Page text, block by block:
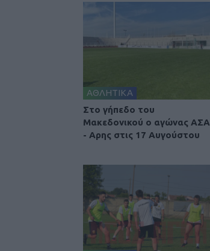
ΑΘΛΗΤΙΚΑ
Στο γήπεδο του
Μακεδονικού ο αγώνας ΑΣΑ
- Αρης στις 17 Αυγούστου